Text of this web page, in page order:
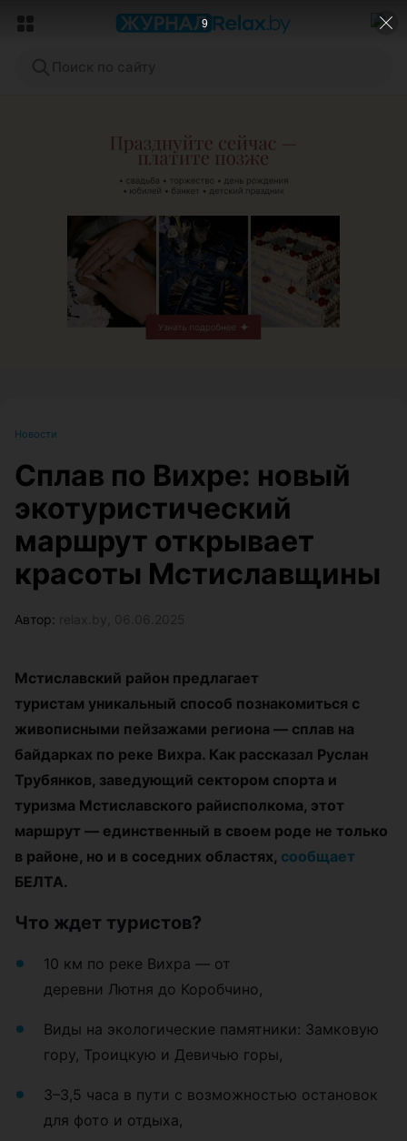
ЭФФЕКТИВНАЯ РЕКЛАМА НА САЙТЕ
Новости
Сплав по Вихре: новый
экотуристический
маршрут открывает
красоты Мстиславщины
Автор:
Мстиславский район предлагает
туристам уникальный способ познакомиться с
живописными пейзажами региона — сплав на
байдарках по реке Вихра. Как рассказал Руслан
Трубянков, заведующий сектором спорта и
туризма Мстиславского райисполкома, этот
маршрут — единственный в своем роде не только
в районе, но и в соседних областях, сообщает
БЕЛТА.
Что ждет туристов?
10 км по реке Вихра — от
деревни Лютня до Коробчино,
Виды на экологические памятники: Замковую
гору, Троицкую и Девичью горы,
3–3,5 часа в пути с возможностью остановок
для фото и отдыха,
7